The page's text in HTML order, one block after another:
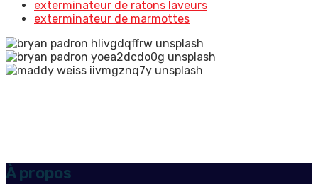
exterminateur de ratons laveurs
exterminateur de marmottes
À propos